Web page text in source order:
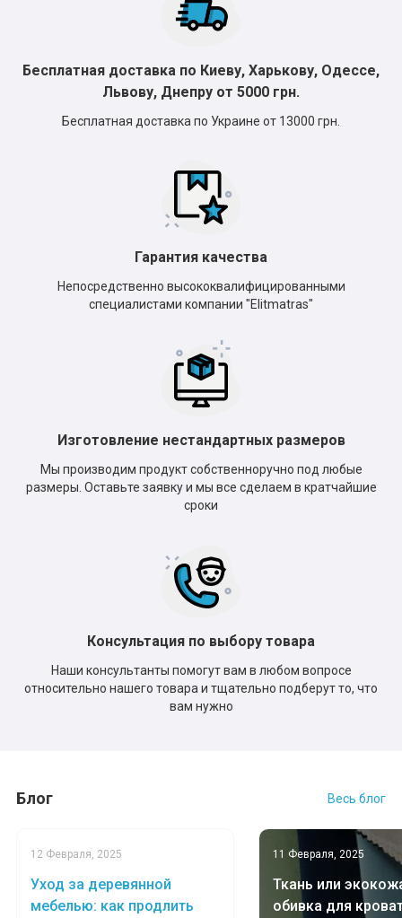
Бесплатная доставка по Киеву, Харькову, Одессе,
Львову, Днепру от 5000 грн.
Бесплатная доставка по Украине от 13000 грн.
Гарантия качества
Непосредственно высококвалифицированными
специалистами компании "Elitmatras"
Изготовление нестандартных размеров
Мы производим продукт собственноручно под любые
размеры. Оставьте заявку и мы все сделаем в кратчайшие
сроки
Консультация по выбору товара
Наши консультанты помогут вам в любом вопросе
относительно нашего товара и тщательно подберут то, что
вам нужно
Блог Весь блог
12 Февраля, 2025
Уход за деревянной
мебелью: как продлить
11 Февраля, 2025
Ткань или
обивка для